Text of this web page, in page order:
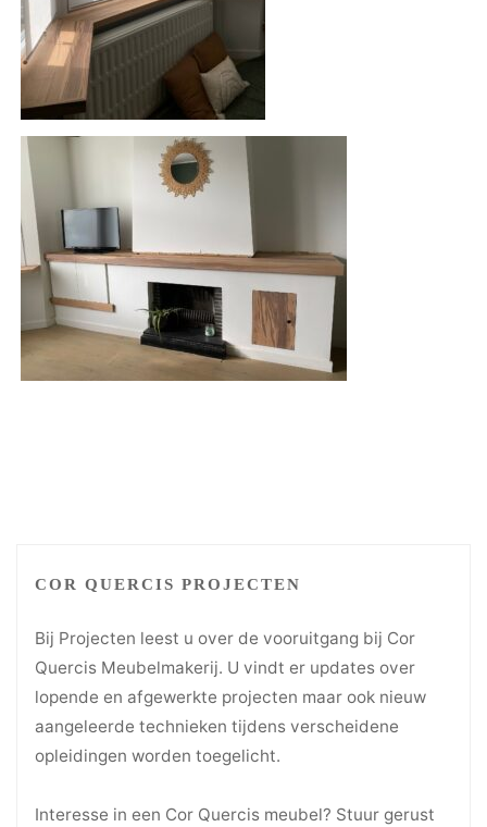
COR QUERCIS PROJECTEN
Bij Projecten leest u over de vooruitgang bij Cor
Quercis Meubelmakerij. U vindt er updates over
lopende en afgewerkte projecten maar ook nieuw
aangeleerde technieken tijdens verscheidene
opleidingen worden toegelicht.
Interesse in een Cor Quercis meubel? Stuur gerust